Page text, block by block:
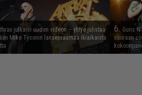
julkaisi uuden videon – yhtye julistaa
Mike Tysonin lanseeraamaa ikiaikaista
6. Guns
suoraan